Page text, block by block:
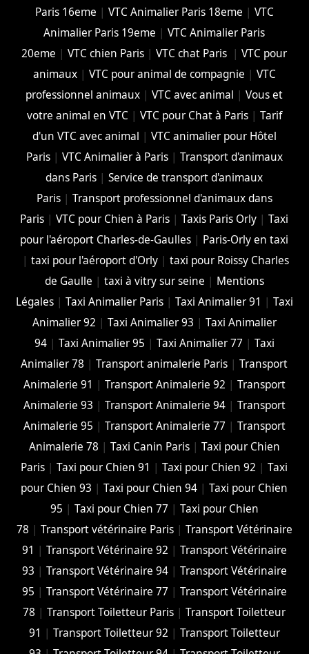
Paris 16eme | VTC Animalier Paris 18eme | VTC
Animalier Paris 19eme |VTC Animalier Paris
20eme |VTC chien Paris |VTC chat Paris |VTC pour
animaux| VTC pour animal de compagnie | VTC
professionnel animaux |VTC avec animal |Vous et
votre animal en VTC | VTC pour Chat à Paris| Tarif
d'un VTC avec animal | VTC animalier pour Hôtel
Paris| VTC Animalier à Paris| Transport d'animaux
dans Paris |Service de transport d'animaux
Paris| Transport professionnel d'animaux dans
Paris |VTC pour Chien à Paris |Taxis Paris Orly |Taxi
pour l'aéroport Charles-de-Gaulles | Paris-Orly en taxi
|taxi pour l'aéroport d'Orly |taxi pour Roissy Charles
de Gaulle | taxi à vitry sur seine | Mentions
Légales| Taxi Animalier Paris| Taxi Animalier 91 | Taxi
Animalier 92 | Taxi Animalier 93 | Taxi Animalier
94| Taxi Animalier 95 | Taxi Animalier 77 | Taxi
Animalier 78 |Transport animalerie Paris |Transport
Animalerie 91 | Transport Animalerie 92 | Transport
Animalerie 93 | Transport Animalerie 94| Transport
Animalerie 95 | Transport Animalerie 77 | Transport
Animalerie 78 | Taxi Canin Paris| Taxi pour Chien
Paris |Taxi pour Chien 91 |Taxi pour Chien 92 |Taxi
pour Chien 93 |Taxi pour Chien 94 |Taxi pour Chien
95 | Taxi pour Chien 77 | Taxi pour Chien
78 | Transport vétérinaire Paris| Transport Vétérinaire
91 | Transport Vétérinaire 92 | Transport Vétérinaire
93 | Transport Vétérinaire 94| Transport Vétérinaire
95 | Transport Vétérinaire 77 | Transport Vétérinaire
78 |Transport Toiletteur Paris |Transport Toiletteur
91 | Transport Toiletteur 92 | Transport Toiletteur